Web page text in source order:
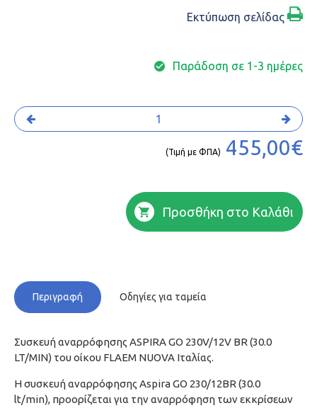
Παράδοση σε 1-3 ημέρες
(Τιμή με ΦΠΑ) 455,00€
Προσθήκη στο Καλάθι
Εκτύπωση σελίδας
Περιγραφή Οδηγίες για ταμεία
Συσκευή αναρρόφησης ASPIRA GO 230V/12V BR (30.0
LT/MIN) του οίκου FLAEM NUOVA Ιταλίας.
Η συσκευή αναρρόφησης Aspira GO 230/12BR (30.0
lt/min), προορίζεται για την αναρρόφηση των εκκρίσεων